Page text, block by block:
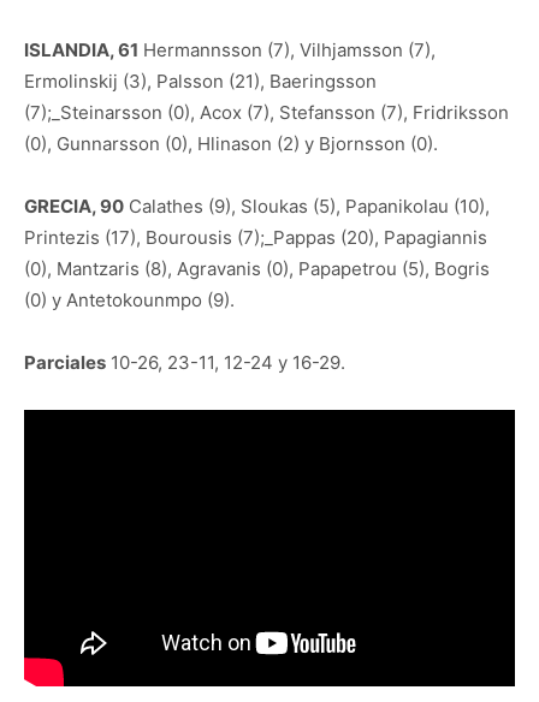
ISLANDIA, 61 Hermannsson (7), Vilhjamsson (7),
Ermolinskij (3), Palsson (21), Baeringsson
(7);_Steinarsson (0), Acox (7), Stefansson (7), Fridriksson
(0), Gunnarsson (0), Hlinason (2) y Bjornsson (0).
GRECIA, 90 Calathes (9), Sloukas (5), Papanikolau (10),
Printezis (17), Bourousis (7);_Pappas (20), Papagiannis
(0), Mantzaris (8), Agravanis (0), Papapetrou (5), Bogris
(0) y Antetokounmpo (9).
Parciales 10-26, 23-11, 12-24 y 16-29.